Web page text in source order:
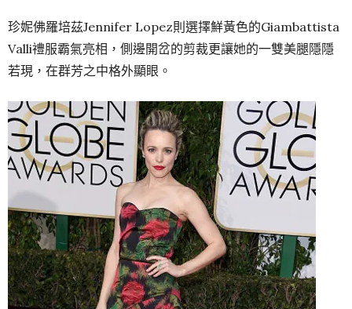
珍妮佛羅培茲Jennifer Lopez則選擇鮮黃色的Giambattista
Valli禮服霸氣亮相，側邊開岔的剪裁更讓她的一雙美腿隱隱
若現，在群芳之中格外顯眼。